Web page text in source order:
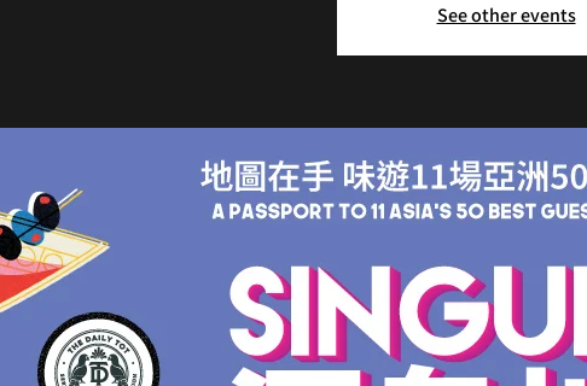
See other events